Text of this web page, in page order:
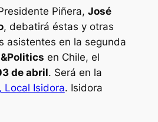
Piñera, José
, debatirá éstas y otras
asistentes en la segunda
en Chile, el
de abril. Será en la
Local Isidora. Isidora